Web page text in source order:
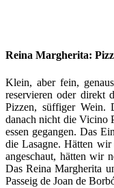
Reina Margherita:
Klein, aber fein,
reservieren oder direkt
Pizzen, süffiger
danach nicht die Vicino
essen gegangen. Das
die Lasagne. Hätten
angeschaut, hätten wir
Das Reina Margherita
Passeig de Joan de